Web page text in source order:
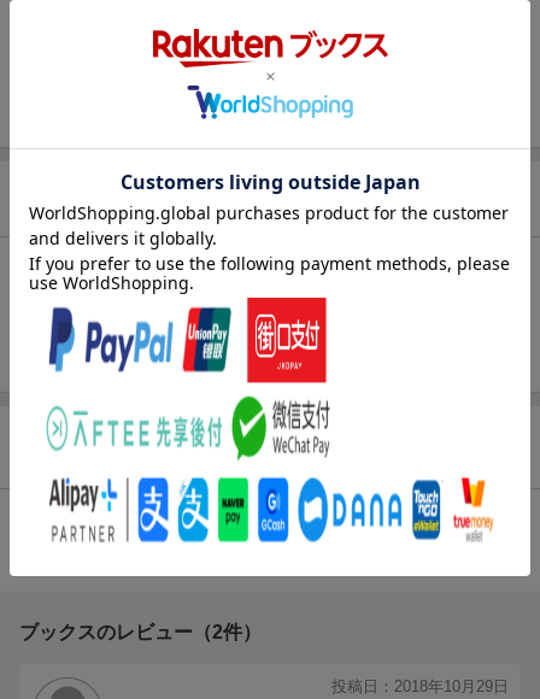
コミック
9784253152525
商品説明
内容紹介
用心棒として成長を続ける「最高のボンクラ」獅子戸丈一郎に再
びの大試練!! 規格外の怪物達を「弾き返せ」るか…!?
商品レビュー（2件）
総合評価：
ブックスのレビュー（2件）
投稿日：2018年10月29日